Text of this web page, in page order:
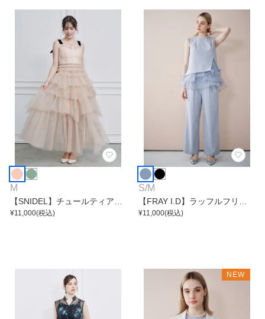
M
【SNIDEL】チュールティアー
ドボリュームワンピース
¥11,000(税込)
S/M
【FRAY I.D】ラッフルフリル
セットアップ
¥11,000(税込)
NEW